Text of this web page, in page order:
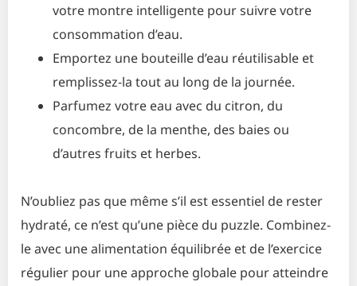
votre montre intelligente pour suivre votre
consommation d’eau.
Emportez une bouteille d’eau réutilisable et
remplissez-la tout au long de la journée.
Parfumez votre eau avec du citron, du
concombre, de la menthe, des baies ou
d’autres fruits et herbes.
N’oubliez pas que même s’il est essentiel de rester
hydraté, ce n’est qu’une pièce du puzzle. Combinez-
le avec une alimentation équilibrée et de l’exercice
régulier pour une approche globale pour atteindre